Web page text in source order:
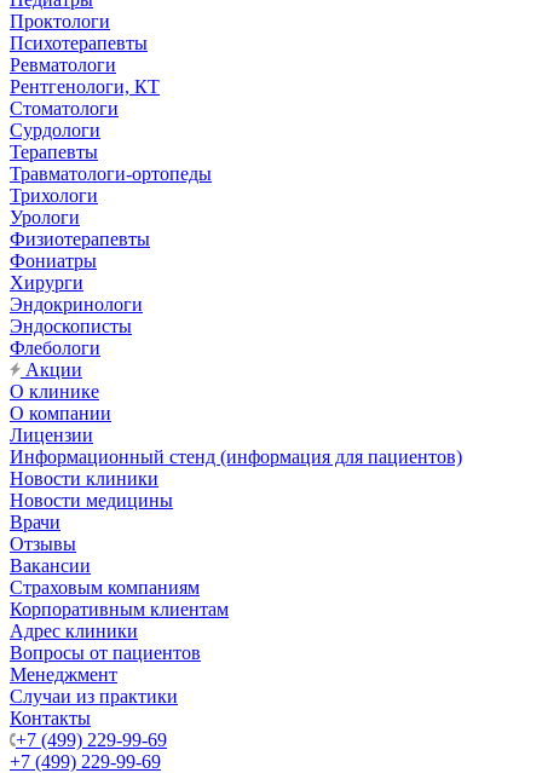
Проктологи
Психотерапевты
Ревматологи
Рентгенологи, КТ
Стоматологи
Сурдологи
Терапевты
Травматологи-ортопеды
Трихологи
Урологи
Физиотерапевты
Фониатры
Хирурги
Эндокринологи
Эндоскописты
Флебологи
Акции
О клинике
О компании
Лицензии
Информационный стенд (информация для пациентов)
Новости клиники
Новости медицины
Врачи
Отзывы
Вакансии
Страховым компаниям
Корпоративным клиентам
Адрес клиники
Вопросы от пациентов
Менеджмент
Случаи из практики
Контакты
+7 (499) 229-99-69
+7 (499) 229-99-69